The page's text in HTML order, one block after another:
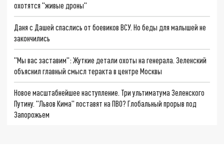
охотятся "живые дроны"
Даня с Дашей спаслись от боевиков ВСУ. Но беды для малышей не
закончились
"Мы вас заставим": Жуткие детали охоты на генерала. Зеленский
объяснил главный смысл теракта в центре Москвы
Новое масштабнейшее наступление. Три ультиматума Зеленского
Путину. "Львов Кима" поставят на ПВО? Глобальный прорыв под
Запорожьем